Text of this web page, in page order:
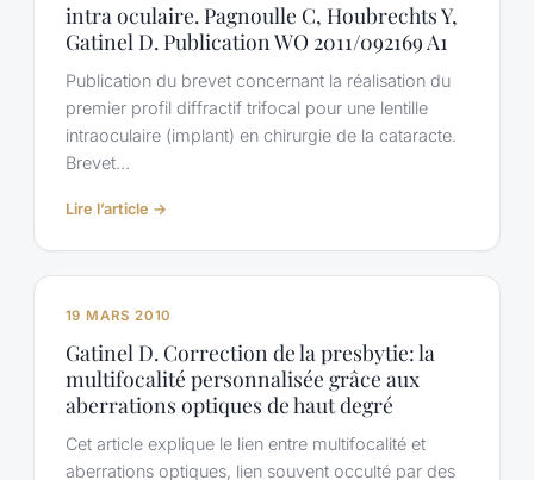
Refract
Surg,
2013
Cahiers
d’ophtalmologie,
Février
intra oculaire. Pagnoulle C, Houbrechts Y,
Gatinel D. Publication WO 2011/092169 A1
Publication du brevet concernant la réalisation du
premier profil diffractif trifocal pour une lentille
intraoculaire (implant) en chirurgie de la cataracte.
Brevet…
Lire l’article →:
:
lens
–
Lentille
intra
oculaire.
19 MARS 2010
Gatinel D. Correction de la presbytie: la
multifocalité personnalisée grâce aux
aberrations optiques de haut degré
Cet article explique le lien entre multifocalité et
aberrations optiques, lien souvent occulté par des